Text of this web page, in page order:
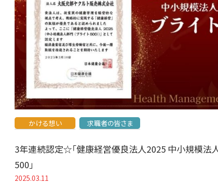
かける想い 求職者の皆さま
3年連続認定☆「健康経営優良法人2025 中小規模法
500」
2025.03.11